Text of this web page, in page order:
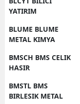
YATIRIM
BLUME BLUME
METAL KIMYA
BMSCH BMS CELIK
HASIR
BMSTL BMS
BIRLESIK METAL